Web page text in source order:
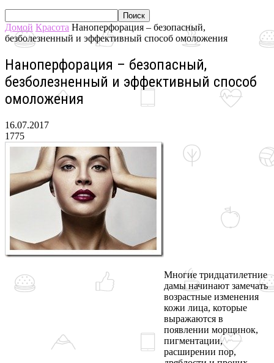
Домой Красота Наноперфорация – безопасный,
безболезненный и эффективный способ омоложения
Наноперфорация – безопасный,
безболезненный и эффективный способ
омоложения
16.07.2017
1775
Многие тридцатилетние
дамы начинают замечать
возрастные изменения
кожи лица, которые
выражаются в
появлении морщинок,
пигментации,
расширении пор,